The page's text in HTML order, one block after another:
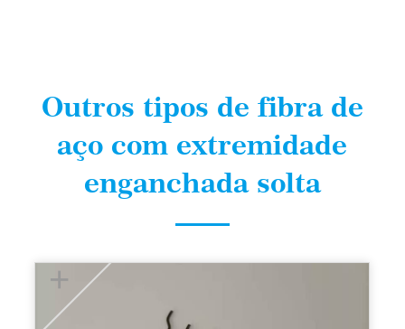
Outros tipos de fibra de
aço com extremidade
enganchada solta
+